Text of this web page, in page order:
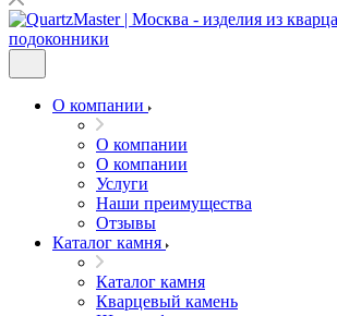
О компании
О компании
О компании
Услуги
Наши преимущества
Отзывы
Каталог камня
Каталог камня
Кварцевый камень